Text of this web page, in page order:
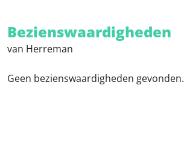
Bezienswaardigheden
van Herreman
Geen bezienswaardigheden gevonden.